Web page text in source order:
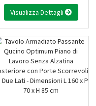
Visualizza Dettagli